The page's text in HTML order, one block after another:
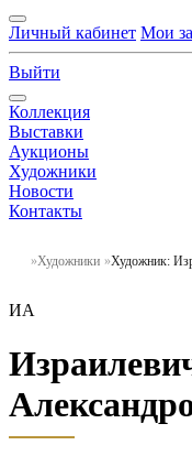
Личный кабинет Мои
Выйти
Коллекция
Выставки
Аукционы
Художники
Новости
Контакты
Художники Художник:
ИА